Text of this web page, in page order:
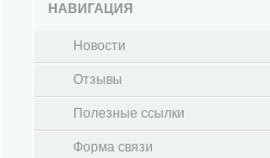
НАВИГАЦИЯ
Новости
Отзывы
Полезные ссылки
Форма связи